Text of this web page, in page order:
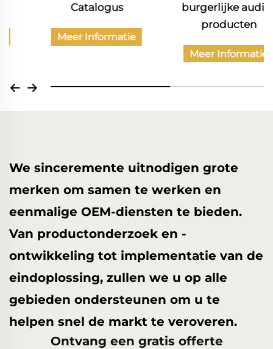
Catalogus
Meer Informatie
burgerlijke audio-
producten
Meer Informatie
We sinceremente uitnodigen grote
merken om samen te werken en
eenmalige OEM-diensten te bieden.
Van productonderzoek en -
ontwikkeling tot implementatie van de
eindoplossing, zullen we u op alle
gebieden ondersteunen om u te
helpen snel de markt te veroveren.
Ontvang een gratis offerte